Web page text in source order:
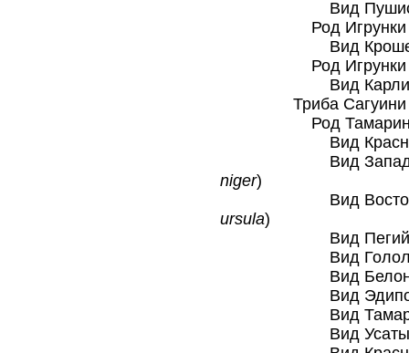
Вид
Род Игрунки
Вид Крошечная
Род Игрунки
Вид
Триба Сагуини
Род
Вид
Вид Западный
niger)
Вид Восточный
ursula)
Вид Пегий
Вид
Вид
Вид Эдипов
Вид Тамарин
Вид Усатый